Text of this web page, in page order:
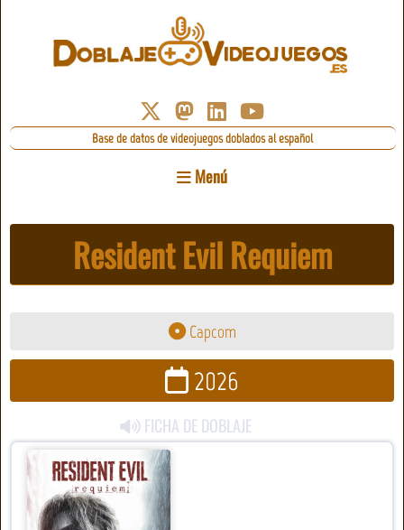
Base de datos de videojuegos doblados al español
Menú
Resident Evil Requiem
Capcom
2026
FICHA DE DOBLAJE